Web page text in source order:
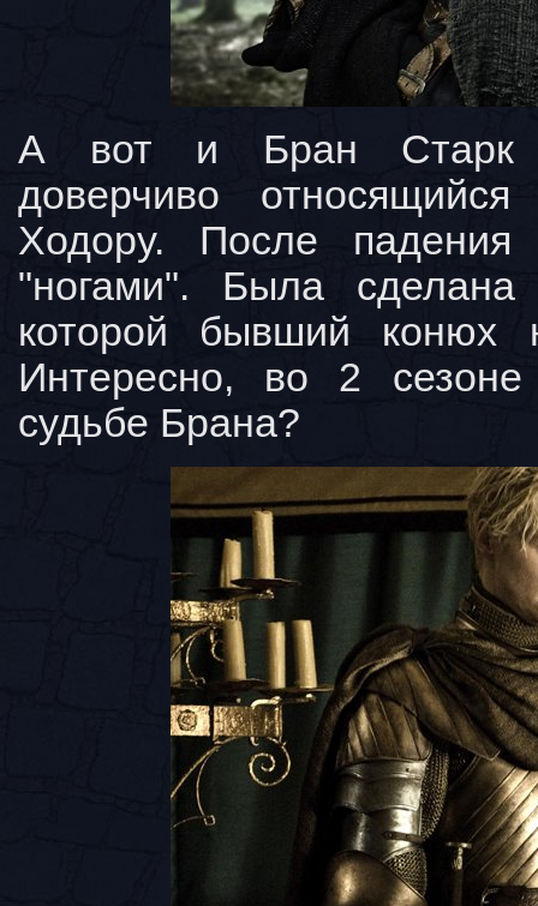
А вот и Бран Старк
доверчиво
Ходору. После
"ногами". Была сделана
которой бывший конюх
Интересно, во 2 сезоне
судьбе Брана?